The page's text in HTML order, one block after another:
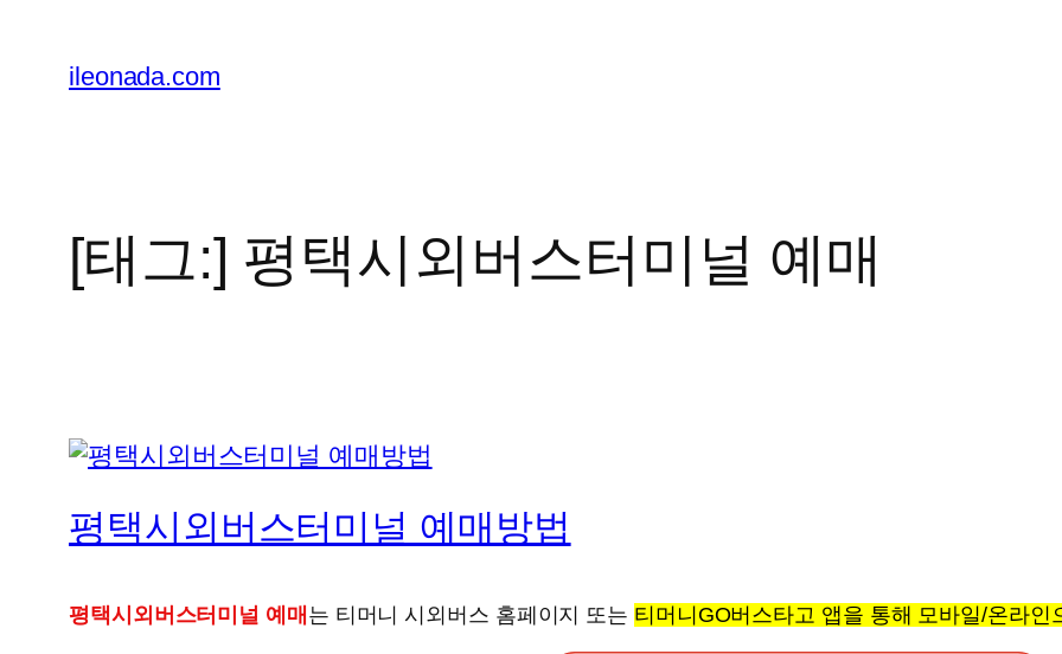
ileonada.com
[태그:] 평택시외버스터미널 예매
평택시외버스터미널 예매방법
평택시외버스터미널 예매 는 티머니 시외버스 홈페이지 또는 티머니GO버스타고 앱을 통해 모바일/온라인